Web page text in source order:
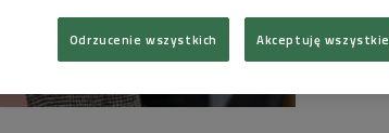
Odrzucenie wszystkich Akceptuję wszystkie